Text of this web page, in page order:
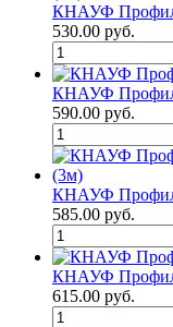
КНАУФ
530.00 руб.
КНАУФ
590.00 руб.
КНАУФ
585.00 руб.
КНАУФ
615.00 руб.